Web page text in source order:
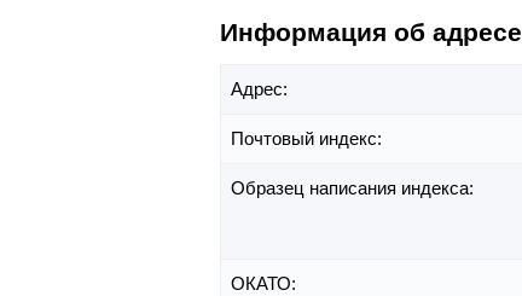
Информация об адресе
Адрес:
Почтовый индекс:
Образец написания индекса:
ОКАТО: